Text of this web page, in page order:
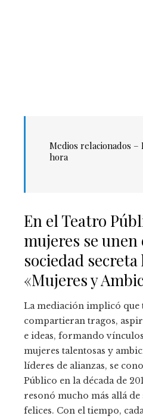
Medios relacionados –
hora
En el Teatro
mujeres se unen
sociedad
«Mujeres y
La mediación implicó que
compartieran tragos,
e ideas, formando
mujeres talentosas y
líderes de alianzas, se
Público en la década de
resonó mucho más allá
felices. Con el tiempo,